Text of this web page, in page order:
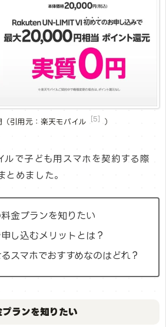
（引用元：楽天モバイル ［5］ ）
ルで子ども用スマホを契約する際
とめました。
金プランを知りたい
し込むメリットとは？
スマホでおすすめなのはどれ？
ランを知りたい